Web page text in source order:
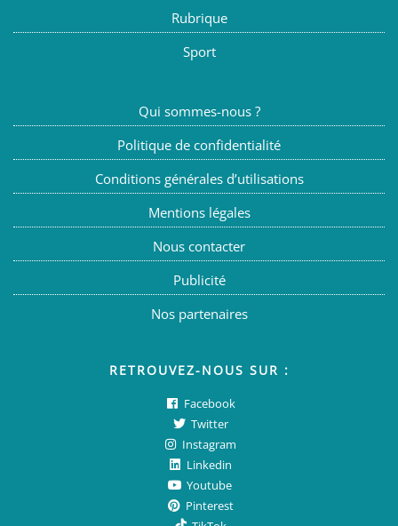
Rubrique
Sport
Qui sommes-nous ?
Politique de confidentialité
Conditions générales d’utilisations
Mentions légales
Nous contacter
Publicité
Nos partenaires
RETROUVEZ-NOUS SUR :
Facebook
Twitter
Instagram
Linkedin
Youtube
Pinterest